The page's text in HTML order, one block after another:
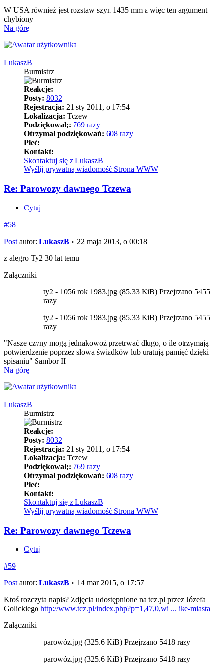
W USA również jest rozstaw szyn 1435 mm a więc ten argument
chybiony
Na górę
LukaszB
Burmistrz
Reakcje:
Posty: 8032
Rejestracja: 21 sty 2011, o 17:54
Lokalizacja: Tczew
Podziękował;: 769 razy
Otrzymał podziękowań: 608 razy
Płeć:
Kontakt:
Skontaktuj się z LukaszB
Wyślij prywatną wiadomość Strona WWW
Re: Parowozy dawnego Tczewa
Cytuj
#58
Post autor: LukaszB » 22 maja 2013, o 00:18
z alegro Ty2 30 lat temu
Załączniki
ty2 - 1056 rok 1983.jpg (85.33 KiB) Przejrzano 5455
razy
ty2 - 1056 rok 1983.jpg (85.33 KiB) Przejrzano 5455
razy
"Nasze czyny mogą jednakowoż przetrwać długo, o ile otrzymają
potwierdzenie poprzez słowa świadków lub uratują pamięć dzięki
spisaniu" Sambor II
Na górę
LukaszB
Burmistrz
Reakcje:
Posty: 8032
Rejestracja: 21 sty 2011, o 17:54
Lokalizacja: Tczew
Podziękował;: 769 razy
Otrzymał podziękowań: 608 razy
Płeć:
Kontakt:
Skontaktuj się z LukaszB
Wyślij prywatną wiadomość Strona WWW
Re: Parowozy dawnego Tczewa
Cytuj
#59
Post autor: LukaszB » 14 mar 2015, o 17:57
Ktoś rozczyta napis? Zdjęcia udostępnione na tcz.pl przez Józefa
Golickiego http://www.tcz.pl/index.php?p=1,47,0,wi ... ike-miasta
Załączniki
parowóz.jpg (325.6 KiB) Przejrzano 5418 razy
parowóz.jpg (325.6 KiB) Przejrzano 5418 razy